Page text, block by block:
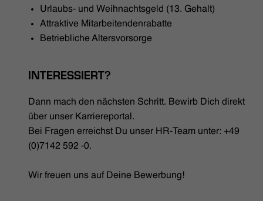
Urlaubs- und Weihnachtsgeld (13. Gehalt)
Attraktive Mitarbeitendenrabatte
Betriebliche Altersvorsorge
INTERESSIERT?
Dann mach den nächsten Schritt. Bewirb Dich direkt
über unser Karriereportal.
Bei Fragen erreichst Du unser HR-Team unter: +49
(0)7142 592 -0.
Wir freuen uns auf Deine Bewerbung!